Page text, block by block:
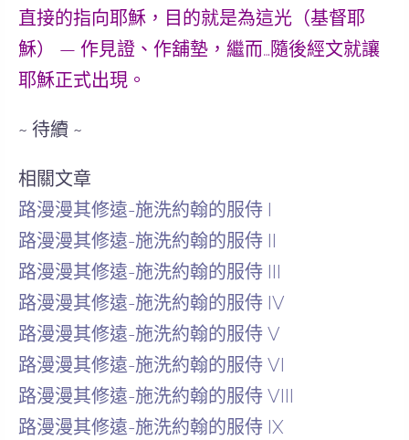
直接的指向耶穌，目的就是為這光（基督耶
穌） — 作見證、作舖墊，繼而…隨後經文就讓
耶穌正式出現。
~ 待續 ~
相關文章
路漫漫其修遠-施洗約翰的服侍 I
路漫漫其修遠-施洗約翰的服侍 II
路漫漫其修遠-施洗約翰的服侍 III
路漫漫其修遠-施洗約翰的服侍 IV
路漫漫其修遠-施洗約翰的服侍 V
路漫漫其修遠-施洗約翰的服侍 VI
路漫漫其修遠-施洗約翰的服侍 VIII
路漫漫其修遠-施洗約翰的服侍 IX